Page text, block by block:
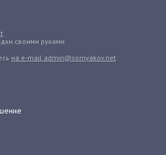
своими руками
на e-mail admin@sornyakov.net